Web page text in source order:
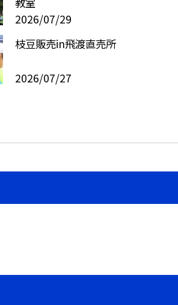
2026/07/29
枝豆販売in飛渡直売所
2026/07/27